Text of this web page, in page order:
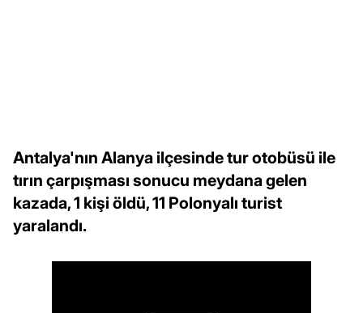
Antalya'nın Alanya ilçesinde tur otobüsü ile
tırın çarpışması sonucu meydana gelen
kazada, 1 kişi öldü, 11 Polonyalı turist
yaralandı.